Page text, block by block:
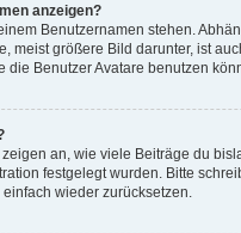
anzeigen?
Benutzernamen stehen.
meist größere Bild darunter, ist
Benutzer Avatare benutzen
an, wie viele Beiträge du
festgelegt wurden. Bitte
wieder zurücksetzen.